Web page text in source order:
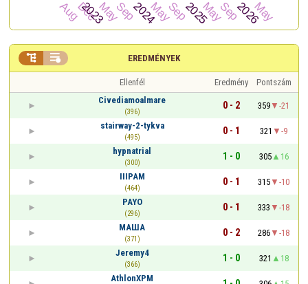
EREDMÉNYEK
 
Ellenfél Eredmény
Pontszám
Civediamoalmare
(396)
0 - 2 359
-21
stairway-2-tykva
(495)
0 - 1 321
-9
hypnatrial
(300)
1 - 0 305
16
IIIPAM
(464)
0 - 1 315
-10
PAYO
(296)
0 - 1 333
-18
МАША
(371)
0 - 2 286
-18
Jeremy4
(366)
1 - 0 321
18
AthlonXPM